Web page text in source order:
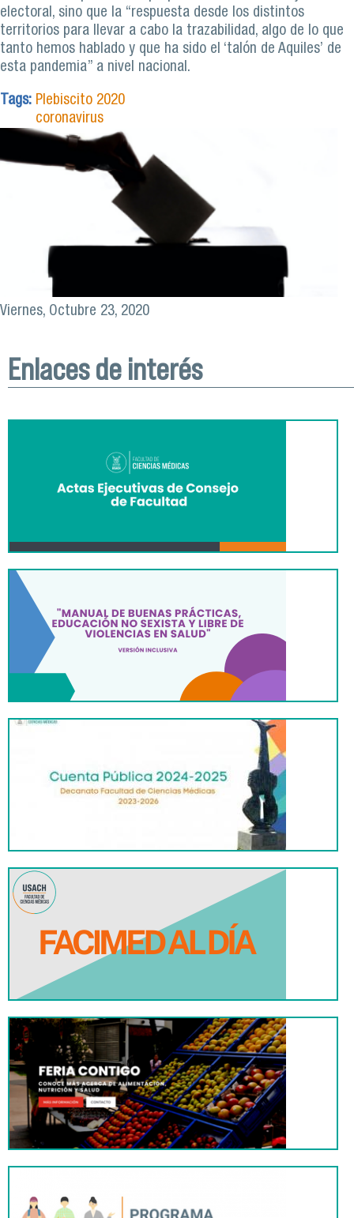
electoral, sino que la “respuesta desde los distintos
territorios para llevar a cabo la trazabilidad, algo de lo que
tanto hemos hablado y que ha sido el ‘talón de Aquiles’ de
esta pandemia” a nivel nacional.
Tags: Plebiscito 2020
coronavirus
Viernes, Octubre 23, 2020
Enlaces de interés